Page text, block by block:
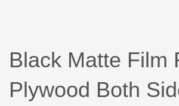
Black Matte Film
Plywood Both